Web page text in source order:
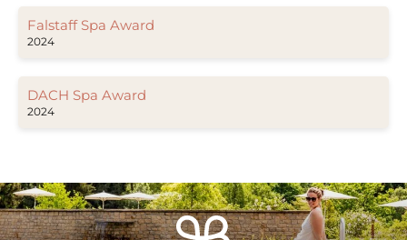
Falstaff Spa Award
2024
DACH Spa Award
2024